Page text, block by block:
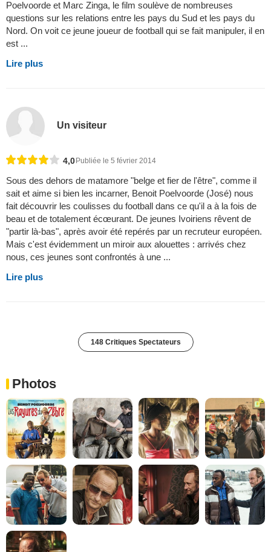
Poelvoorde et Marc Zinga, le film soulève de nombreuses
questions sur les relations entre les pays du Sud et les pays du
Nord. On voit ce jeune joueur de football qui se fait manipuler, il en
est ...
Lire plus
Un visiteur
4,0 Publiée le 5 février 2014
Sous des dehors de matamore "belge et fier de l'être", comme il
sait et aime si bien les incarner, Benoit Poelvoorde (José) nous
fait découvrir les coulisses du football dans ce qu'il a à la fois de
beau et de totalement écœurant. De jeunes Ivoiriens rêvent de
"partir là-bas", après avoir été repérés par un recruteur européen.
Mais c'est évidemment un miroir aux alouettes : arrivés chez
nous, ces jeunes sont confrontés à une ...
Lire plus
148 Critiques Spectateurs
Photos